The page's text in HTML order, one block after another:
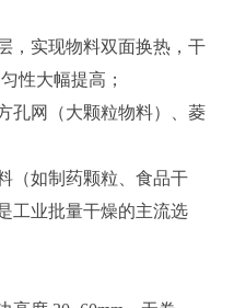
，实现物料双面换热，干
性大幅提高；
孔网（大颗粒物料）、菱
（如制药颗粒、食品干
工业批量干燥的主流选